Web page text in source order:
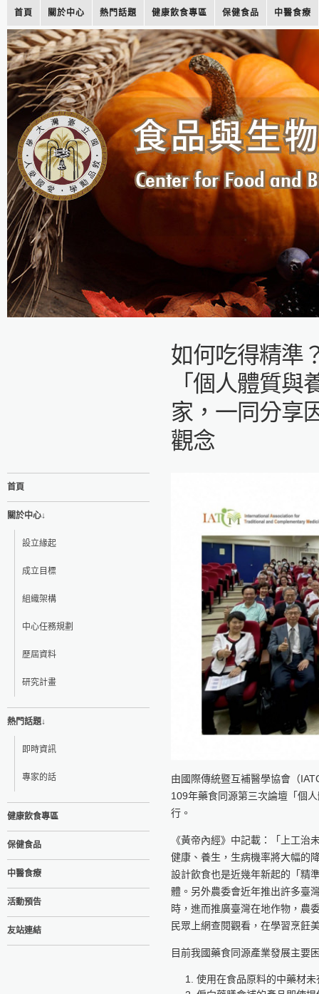
首頁 關於中心 熱門話題 健康飲食專區 保健食品 中醫食療
如何吃得精準
「個人體質
家，一同分享
觀念
首頁
關於中心↓
設立緣起
成立目標
組織架構
中心任務規劃
歷屆資料
研究計畫
熱門話題↓
即時資訊
專家的話
健康飲食專區
保健食品
中醫食療
活動預告
友站連結
由國際傳統暨互補醫學協會（
109年藥食同源第三次論壇「個
行。
《黃帝內經》中記載：「上工治
健康、養生，生病機率將大幅的
設計飲食也是近幾年新起的「精
體。另外農委會近年推出許多臺
時，進而推廣臺灣在地作物，農
民眾上網查閱觀看，在學習烹飪
目前我國藥食同源產業發展主要
使用在食品原料的中藥材